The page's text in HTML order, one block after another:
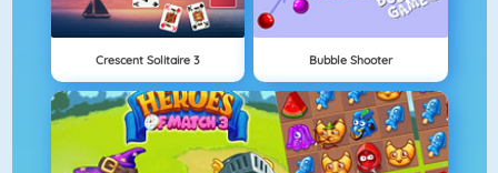
Crescent Solitaire 3 Bubble Shooter